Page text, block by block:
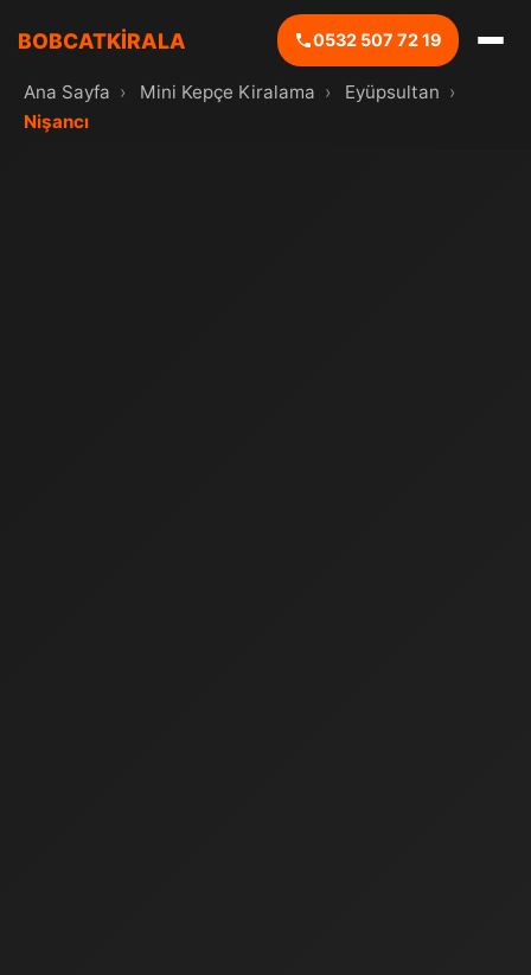
BOBCATKİRALA 0532 507 72 19
Ana Sayfa › Mini Kepçe Kiralama › Eyüpsultan ›
Nişancı